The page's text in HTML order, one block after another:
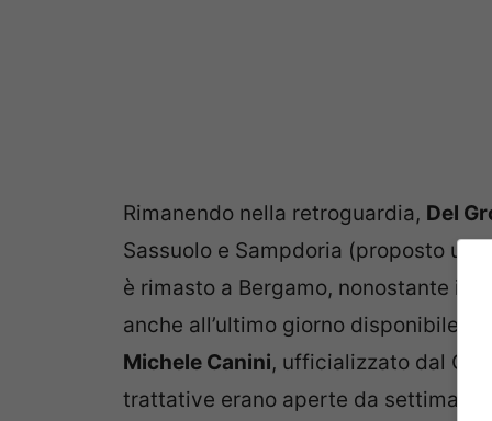
Rimanendo nella retroguardia, Del
Sassuolo e Sampdoria (proposto
è rimasto a Bergamo, nonostante i
anche all’ultimo giorno disponibile
Michele Canini, ufficializzato dal
trattative erano aperte da settimane.